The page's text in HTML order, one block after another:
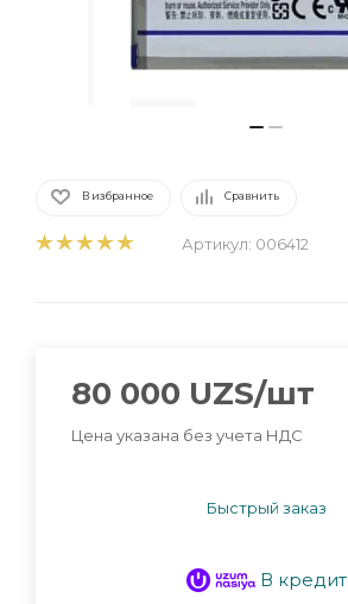
В избранное Сравнить
Артикул: 006412
80 000 UZS/шт
Цена указана без учета НДС
Быстрый заказ
В кредит